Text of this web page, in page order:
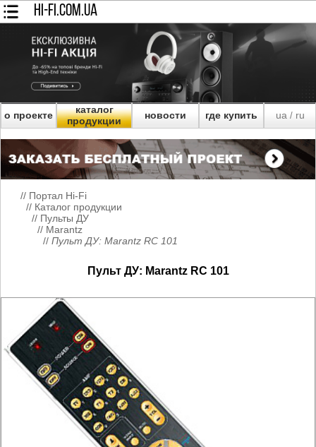
HI-FI.COM.UA
о проекте
каталог
продукции
новости где купить ua/ ru
// Портал Hi-Fi
// Каталог продукции
// Пульты ДУ
// Marantz
// Пульт ДУ: Marantz RC 101
Пульт ДУ: Marantz RC 101